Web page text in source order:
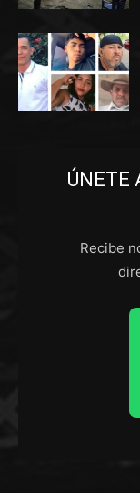
ÚNETE
Recibe